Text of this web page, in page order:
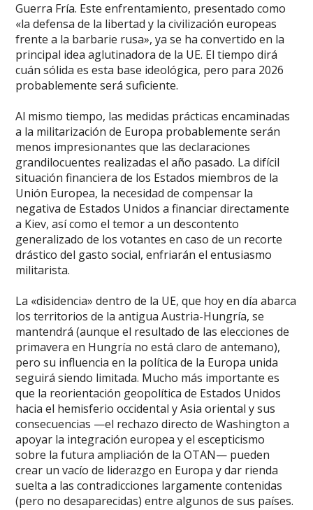
Guerra Fría. Este enfrentamiento, presentado como
«la defensa de la libertad y la civilización europeas
frente a la barbarie rusa», ya se ha convertido en la
principal idea aglutinadora de la UE. El tiempo dirá
cuán sólida es esta base ideológica, pero para 2026
probablemente será suficiente.
Al mismo tiempo, las medidas prácticas encaminadas
a la militarización de Europa probablemente serán
menos impresionantes que las declaraciones
grandilocuentes realizadas el año pasado. La difícil
situación financiera de los Estados miembros de la
Unión Europea, la necesidad de compensar la
negativa de Estados Unidos a financiar directamente
a Kiev, así como el temor a un descontento
generalizado de los votantes en caso de un recorte
drástico del gasto social, enfriarán el entusiasmo
militarista.
La «disidencia» dentro de la UE, que hoy en día abarca
los territorios de la antigua Austria-Hungría, se
mantendrá (aunque el resultado de las elecciones de
primavera en Hungría no está claro de antemano),
pero su influencia en la política de la Europa unida
seguirá siendo limitada. Mucho más importante es
que la reorientación geopolítica de Estados Unidos
hacia el hemisferio occidental y Asia oriental y sus
consecuencias —el rechazo directo de Washington a
apoyar la integración europea y el escepticismo
sobre la futura ampliación de la OTAN— pueden
crear un vacío de liderazgo en Europa y dar rienda
suelta a las contradicciones largamente contenidas
(pero no desaparecidas) entre algunos de sus países.